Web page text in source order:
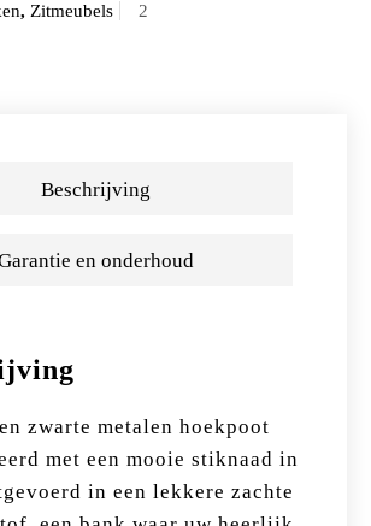
, Zitmeubels
Beschrijving
en onderhoud
zwarte metalen hoekpoot
met een mooie stiknaad in
in een lekkere zachte